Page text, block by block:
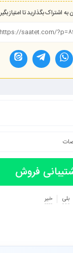
به اشتراک بگذارید تا امتیاز
فروش
بلی خیر